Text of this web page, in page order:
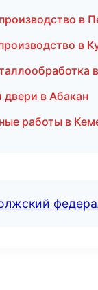
в
в
в Абакан
работы в